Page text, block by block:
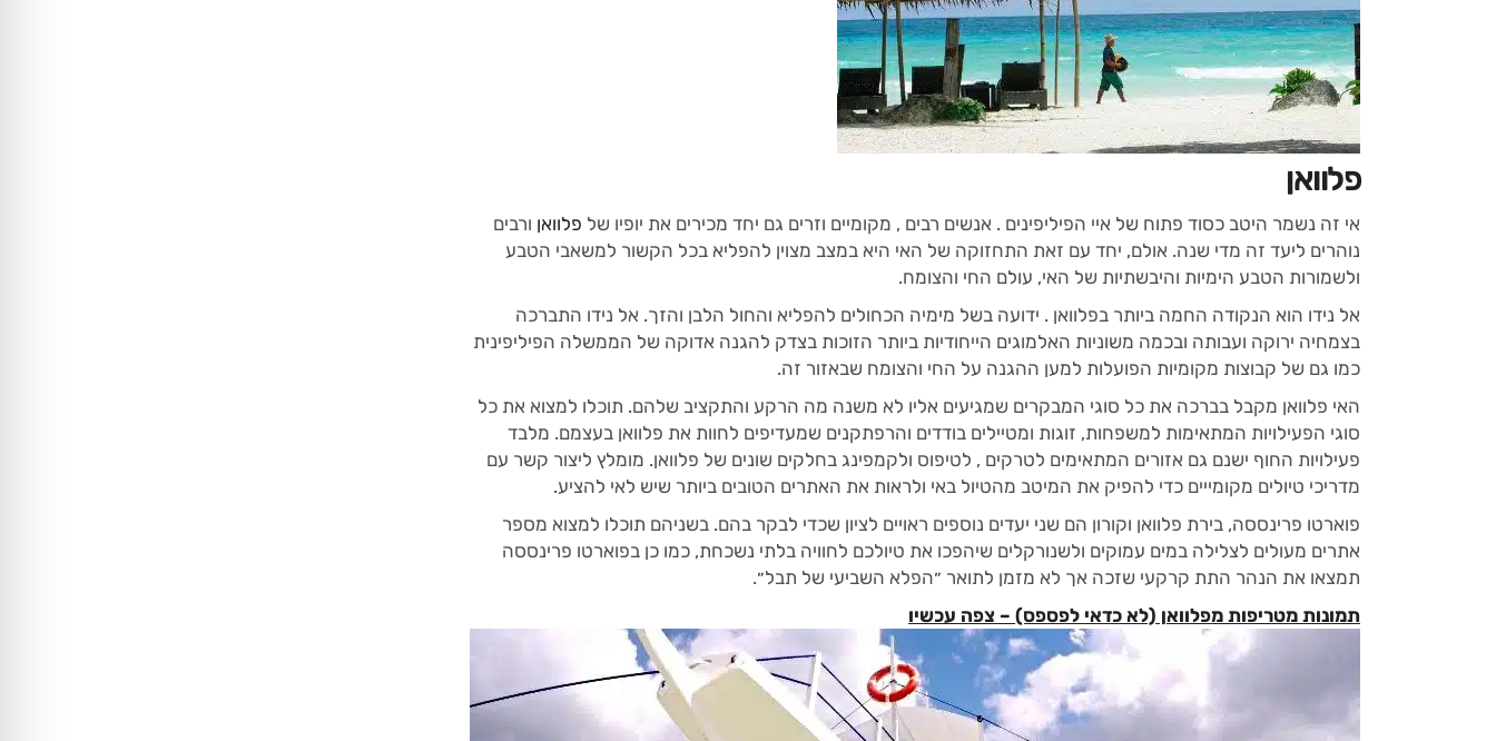
פלוואן
אי זה נשמר היטב כסוד פתוח של איי הפיליפינים . אנשים רבים , מקומיים וזרים גם יחד מכירים את יופיו של פלוואן ורבים
נוהרים ליעד זה מדי שנה. אולם, יחד עם זאת התחזוקה של האי היא במצב מצוין להפליא בכל הקשור למשאבי הטבע
ולשמורות הטבע הימיות והיבשתיות של האי, עולם החי והצומח.
אל נידו הוא הנקודה החמה ביותר בפלוואן . ידועה בשל מימיה הכחולים להפליא והחול הלבן והזך. אל נידו התברכה
בצמחיה ירוקה ועבותה ובכמה משוניות האלמוגים הייחודיות ביותר הזוכות בצדק להגנה אדוקה של הממשלה הפיליפינית
כמו גם של קבוצות מקומיות הפועלות למען ההגנה על החי והצומח שבאזור זה.
האי פלוואן מקבל בברכה את כל סוגי המבקרים שמגיעים אליו לא משנה מה הרקע והתקציב שלהם. תוכלו למצוא את כל
סוגי הפעילויות המתאימות למשפחות, זוגות ומטיילים בודדים והרפתקנים שמעדיפים לחוות את פלוואן בעצמם. מלבד
פעילויות החוף ישנם גם אזורים המתאימים לטרקים , לטיפוס ולקמפינג בחלקים שונים של פלוואן. מומלץ ליצור קשר עם
מדריכי טיולים מקומייים כדי להפיק את המיטב מהטיול באי ולראות את האתרים הטובים ביותר שיש לאי להציע.
פוארטו פרינססה, בירת פלוואן וקורון הם שני יעדים נוספים ראויים לציון שכדי לבקר בהם. בשניהם תוכלו למצוא מספר
אתרים מעולים לצלילה במים עמוקים ולשנורקלים שיהפכו את טיולכם לחוויה בלתי נשכחת, כמו כן בפוארטו פרינססה
תמצאו את הנהר התת קרקעי שזכה אך לא מזמן לתואר ״הפלא השביעי של תבל״.
תמונות מטריפות מפלוואן (לא כדאי לפספס) – צפה עכשיו